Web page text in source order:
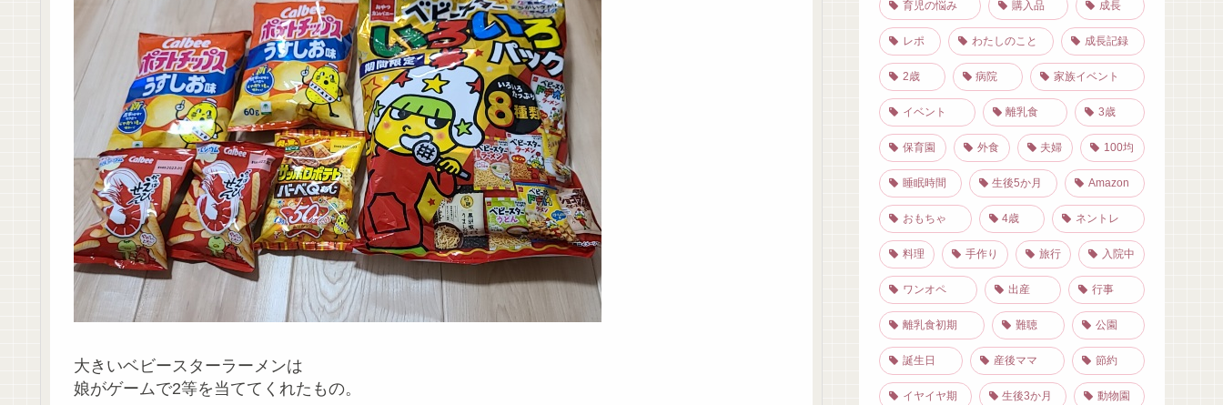
大きいベビースターラーメンは
娘がゲームで2等を当ててくれたもの。
育児の悩み 購入品 成長
レポ わたしのこと 成長記録
2歳 病院 家族イベント
イベント 離乳食 3歳
保育園 外食 夫婦 100均
睡眠時間 生後5か月 Amazon
おもちゃ 4歳 ネントレ
料理 手作り 旅行 入院中
ワンオペ 出産 行事
離乳食初期 難聴 公園
誕生日 産後ママ 節約
イヤイヤ期 生後3か月 動物園